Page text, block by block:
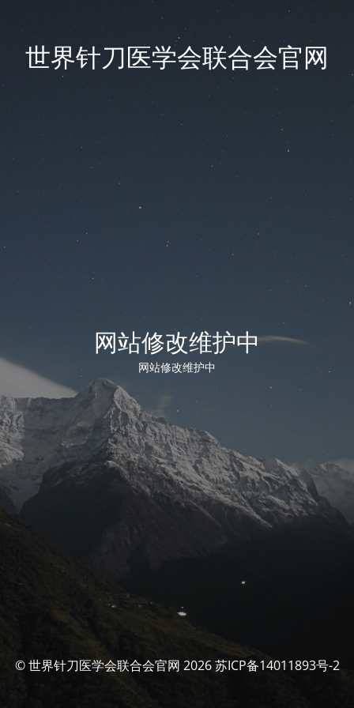
世界针刀医学会联合会官网
网站修改维护中
网站修改维护中
© 世界针刀医学会联合会官网 2026 苏ICP备14011893号-2